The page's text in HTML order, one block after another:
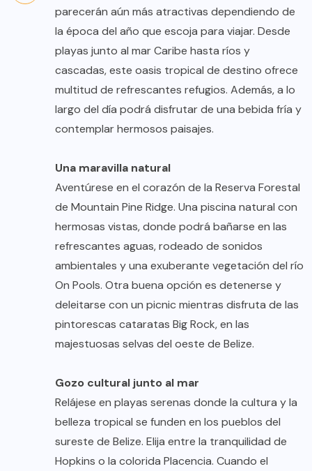
parecerán aún más atractivas dependiendo de
la época del año que escoja para viajar. Desde
playas junto al mar Caribe hasta ríos y
cascadas, este oasis tropical de destino ofrece
multitud de refrescantes refugios. Además, a lo
largo del día podrá disfrutar de una bebida fría y
contemplar hermosos paisajes.
Una maravilla natural
Aventúrese en el corazón de la Reserva Forestal
de Mountain Pine Ridge. Una piscina natural con
hermosas vistas, donde podrá bañarse en las
refrescantes aguas, rodeado de sonidos
ambientales y una exuberante vegetación del río
On Pools. Otra buena opción es detenerse y
deleitarse con un picnic mientras disfruta de las
pintorescas cataratas Big Rock, en las
majestuosas selvas del oeste de Belize.
Gozo cultural junto al mar
Relájese en playas serenas donde la cultura y la
belleza tropical se funden en los pueblos del
sureste de Belize. Elija entre la tranquilidad de
Hopkins o la colorida Placencia. Cuando el